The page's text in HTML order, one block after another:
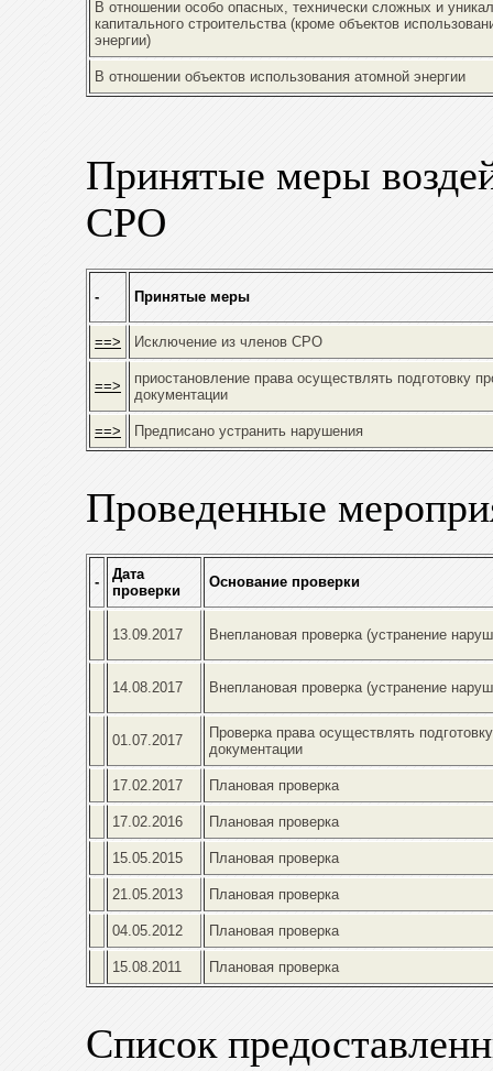
В отношении особо опасных, технически сложных и
капитального строительства (кроме объектов
энергии)
В отношении объектов использования атомной энергии
Принятые меры
СРО
- Принятые меры
==> Исключение из членов СРО
==>
приостановление права осуществлять подготовку
документации
==> Предписано устранить нарушения
Проведенные
-
Дата
проверки
Основание проверки
13.09.2017 Внеплановая проверка (устранение
14.08.2017 Внеплановая проверка (устранение
01.07.2017
Проверка права осуществлять
документации
17.02.2017 Плановая проверка
17.02.2016 Плановая проверка
15.05.2015 Плановая проверка
21.05.2013 Плановая проверка
04.05.2012 Плановая проверка
15.08.2011 Плановая проверка
Список